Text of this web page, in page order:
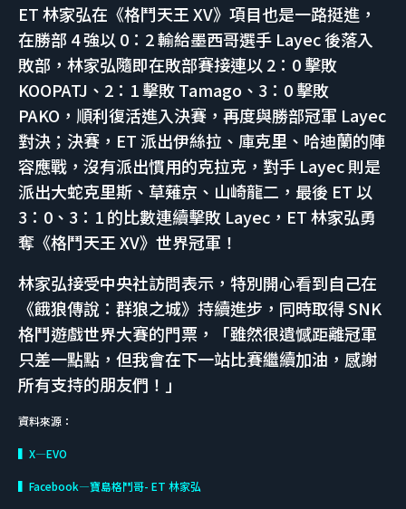
ET 林家弘在《格鬥天王 XV》項目也是一路挺進，
在勝部 4 強以 0：2 輸給墨西哥選手 Layec 後落入
敗部，林家弘隨即在敗部賽接連以 2：0 擊敗
KOOPATJ、2：1 擊敗 Tamago、3：0 擊敗
PAKO，順利復活進入決賽，再度與勝部冠軍 Layec
對決；決賽，ET 派出伊絲拉、庫克里、哈迪蘭的陣
容應戰，沒有派出慣用的克拉克，對手 Layec 則是
派出大蛇克里斯、草薙京、山崎龍二，最後 ET 以
3：0、3：1 的比數連續擊敗 Layec，ET 林家弘勇
奪《格鬥天王 XV》世界冠軍！
林家弘接受中央社訪問表示，特別開心看到自己在
《餓狼傳說：群狼之城》持續進步，同時取得 SNK
格鬥遊戲世界大賽的門票，「雖然很遺憾距離冠軍
只差一點點，但我會在下一站比賽繼續加油，感謝
所有支持的朋友們！」
資料來源：
▍X—EVO
▍Facebook—寶島格鬥哥- ET 林家弘